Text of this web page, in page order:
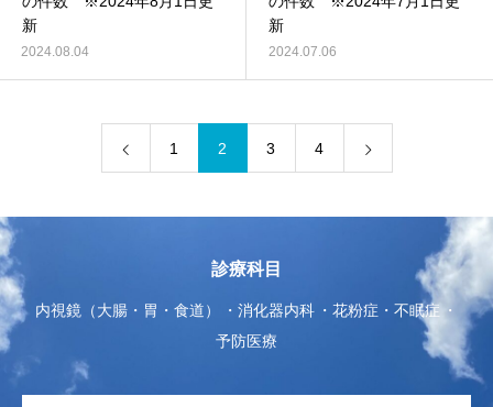
新
2024.08.04
新
2024.07.06
1 2 3 4
診療科目
内視鏡（大腸・胃・食道） 消化器内科
花粉症・不眠症
予防医療